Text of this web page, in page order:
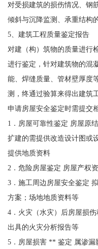
对受损建筑的损伤情况、钢
倾斜与沉降监测、承重结构
5、建筑工程质量鉴定报告
对建（构）筑物的质量进行
进行鉴定，针对建筑物的混
能、焊缝质量、管材壁厚度
测，终通过验算来得出建筑
申请房屋安全鉴定时需提交
1．房屋可靠性鉴定 房屋原
扩建的需提供改造设计图或
提供地质资料
2．危险房屋鉴定 房屋产权
3．施工周边房屋安全鉴定
方案；场地地质资料等
4．火灾（水灾）后房屋损
出具的火灾分析报告等
5．房屋损害 ** 鉴定 属渗漏